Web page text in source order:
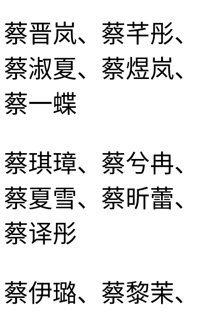
蔡晋岚、蔡芊彤、
蔡淑夏、蔡煜岚、
蔡一蝶
蔡琪璋、蔡兮冉、
蔡夏雪、蔡昕蕾、
蔡译彤
蔡伊璐、蔡黎茉、